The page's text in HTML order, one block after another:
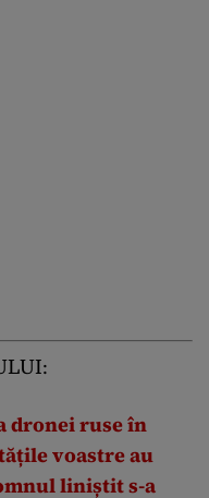
dronei ruse în
voastre au
liniștit s-a